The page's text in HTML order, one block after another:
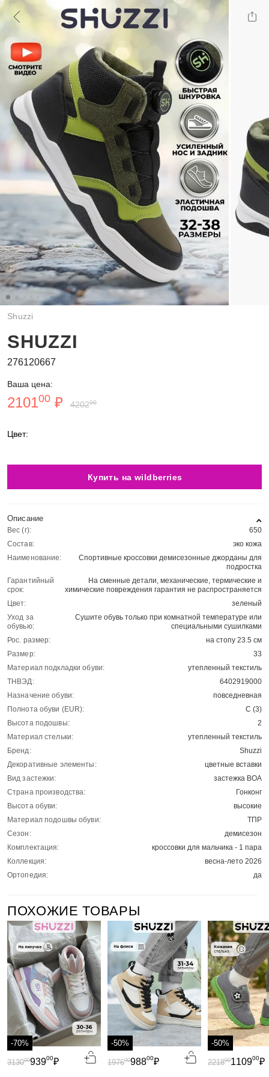
Shuzzi
SHUZZI
276120667
Ваша цена:
210100 ₽ 420200
Цвет:
Купить на wildberries
Описание
Вес (г):
650
Состав:
эко кожа
Наименование:
Спортивные кроссовки демисезонные джорданы для
подростка
Гарантийный
срок:
На сменные детали, механические, термические и
химические повреждения гарантия не распространяется
Цвет:
зеленый
Уход за
обувью:
Сушите обувь только при комнатной температуре или
специальными сушилками
Рос. размер:
на стопу 23.5 см
Размер:
33
Материал подкладки обуви:
утепленный текстиль
ТНВЭД:
6402919000
Назначение обуви:
повседневная
Полнота обуви (EUR):
С (3)
Высота подошвы:
2
Материал стельки:
утепленный текстиль
Бренд:
Shuzzi
Декоративные элементы:
цветные вставки
Вид застежки:
застежка BOA
Страна производства:
Гонконг
Высота обуви:
высокие
Материал подошвы обуви:
ТПР
Сезон:
демисезон
Комплектация:
кроссовки для мальчика - 1 пара
Коллекция:
весна-лето 2026
Ортопедия:
да
ПОХОЖИЕ ТОВАРЫ
-70%
93900₽
313000
-50%
98800₽
197600
-50%
110900₽
221800